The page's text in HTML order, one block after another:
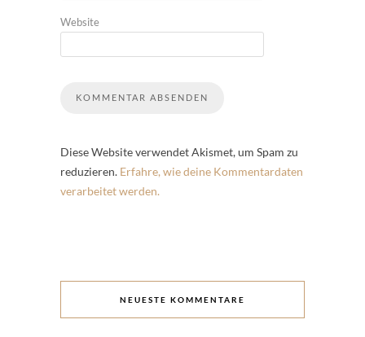
Website
Diese Website verwendet Akismet, um Spam zu
reduzieren. Erfahre, wie deine Kommentardaten
verarbeitet werden.
NEUESTE KOMMENTARE